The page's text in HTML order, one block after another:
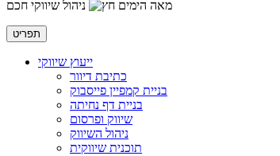
מאה הימים
ניהול שיווקי חכם
תפריט
ייעוץ שיווקי
כתיבת דיוור
בניית קמפיין פייסבוק
בניית דף נחיתה
שיווק ופרסום
ניהול השיווק
תוכנית שיווקית